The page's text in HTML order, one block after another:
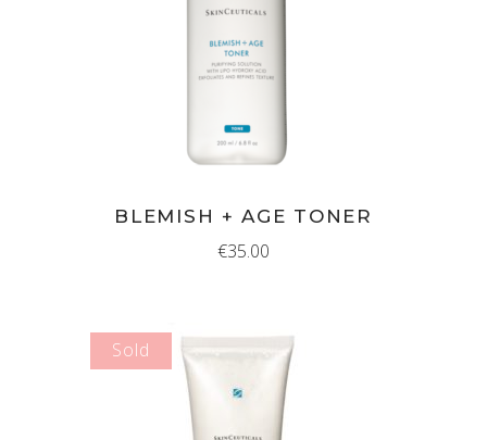
IN WINKELMAND
BLEMISH + AGE TONER
€35.00
Sold